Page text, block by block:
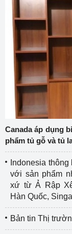
Canada áp dụng
phẩm tủ gỗ và tủ
Indonesia
với sản phẩm
xứ từ Ả Rập
Hàn Quốc,
Bản tin Thị